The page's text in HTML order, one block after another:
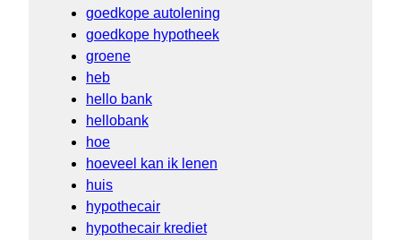
goedkope autolening
goedkope hypotheek
groene
heb
hello bank
hellobank
hoe
hoeveel kan ik lenen
huis
hypothecair
hypothecair krediet